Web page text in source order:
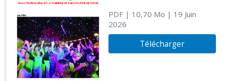
PDF| 10,70 Mo | 19 Juin
2026
Télécharger